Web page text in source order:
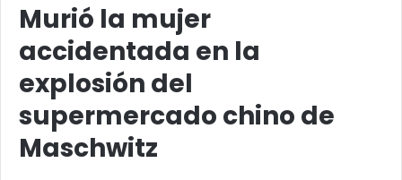
Murió la mujer
accidentada en la
explosión del
supermercado chino de
Maschwitz